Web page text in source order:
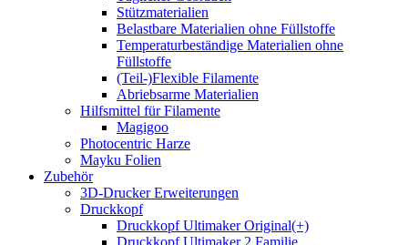
Stützmaterialien
Belastbare Materialien ohne Füllstoffe
Temperaturbeständige Materialien ohne
Füllstoffe
(Teil-)Flexible Filamente
Abriebsarme Materialien
Hilfsmittel für Filamente
Magigoo
Photocentric Harze
Mayku Folien
Zubehör
3D-Drucker Erweiterungen
Druckkopf
Druckkopf Ultimaker Original(+)
Druckkopf Ultimaker 2 Familie